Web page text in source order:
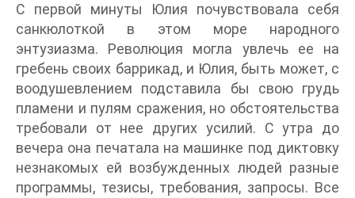
С первой минуты Юлия почувствовала себя
санкюлоткой в этом море народного
энтузиазма. Революция могла увлечь ее на
гребень своих баррикад, и Юлия, быть может, с
воодушевлением подставила бы свою грудь
пламени и пулям сражения, но обстоятельства
требовали от нее других усилий. С утра до
вечера она печатала на машинке под диктовку
незнакомых ей возбужденных людей разные
программы, тезисы, требования, запросы. Все